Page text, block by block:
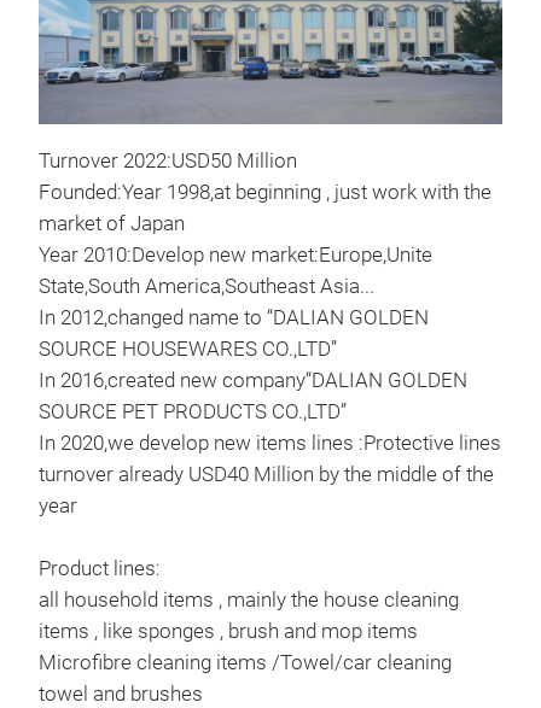
Turnover 2022:USD50 Million
Founded:Year 1998,at beginning , just work with the
market of Japan
Year 2010:Develop new market:Europe,Unite
State,South America,Southeast Asia...
In 2012,changed name to “DALIAN GOLDEN
SOURCE HOUSEWARES CO.,LTD”
In 2016,created new company“DALIAN GOLDEN
SOURCE PET PRODUCTS CO.,LTD”
In 2020,we develop new items lines :Protective lines
turnover already USD40 Million by the middle of the
year
Product lines:
all household items , mainly the house cleaning
items , like sponges , brush and mop items
Microfibre cleaning items /Towel/car cleaning
towel and brushes